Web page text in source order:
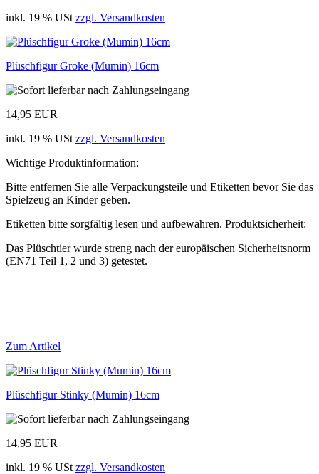
inkl. 19 % USt zzgl. Versandkosten
Plüschfigur Groke (Mumin) 16cm
14,95 EUR
inkl. 19 % USt zzgl. Versandkosten
Wichtige Produktinformation:
Bitte entfernen Sie alle Verpackungsteile und Etiketten bevor Sie das
Spielzeug an Kinder geben.
Etiketten bitte sorgfältig lesen und aufbewahren. Produktsicherheit:
Das Plüschtier wurde streng nach der europäischen Sicherheitsnorm
(EN71 Teil 1, 2 und 3) getestet.
Zum Artikel
Plüschfigur Stinky (Mumin) 16cm
14,95 EUR
inkl. 19 % USt zzgl. Versandkosten